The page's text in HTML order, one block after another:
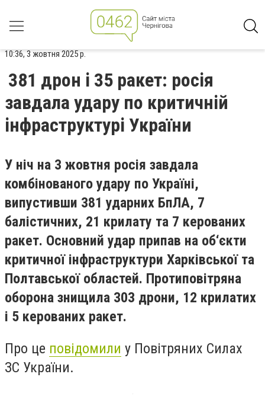
10:36, 3 жовтня 2025 р.
381 дрон і 35 ракет: росія
завдала удару по критичній
інфраструктурі України
У ніч на 3 жовтня росія завдала
комбінованого удару по Україні,
випустивши 381 ударних БпЛА, 7
балістичних, 21 крилату та 7 керованих
ракет. Основний удар припав на об‘єкти
критичної інфраструктури Харківської та
Полтавської областей. Протиповітряна
оборона знищила 303 дрони, 12 крилатих
і 5 керованих ракет.
Про це повідомили у Повітряних Силах
ЗС України.